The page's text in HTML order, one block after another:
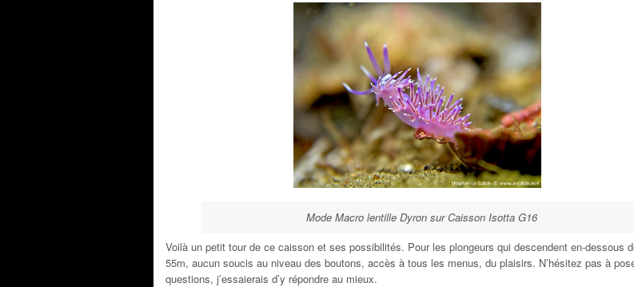
Mode Macro lentille Dyron sur Caisson Isotta G16
Voilà un petit tour de ce caisson et ses possibilités. Pour les plongeurs qui descendent en-dessous
55m, aucun soucis au niveau des boutons, accès à tous les menus, du plaisirs. N’hésitez pas à
questions, j’essaierais d’y répondre au mieux.